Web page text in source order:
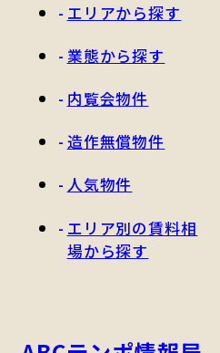
エリアから探す
業態から探す
内覧会物件
造作無償物件
人気物件
エリア別の賃料相
場から探す